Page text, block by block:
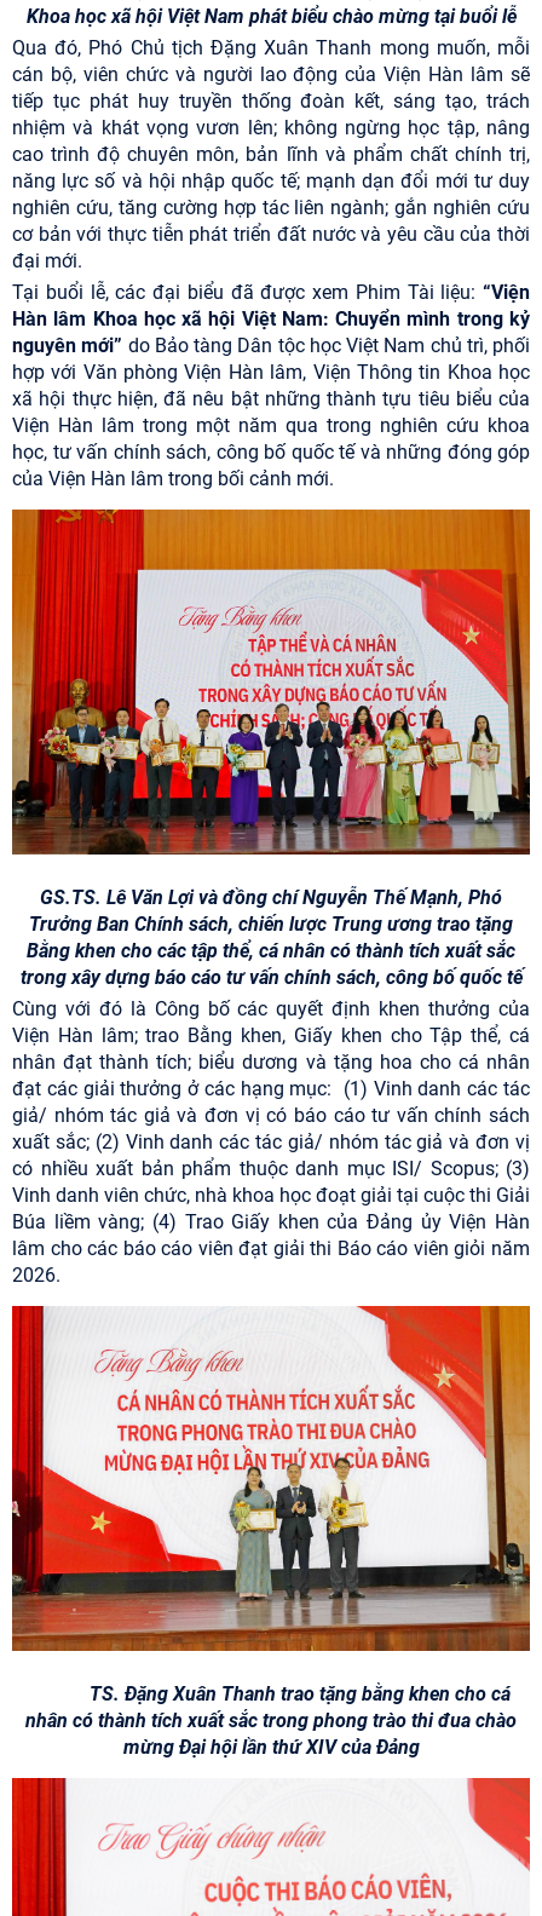
Khoa học xã hội Việt Nam phát biểu chào mừng tại buổi lễ
Qua đó, Phó Chủ tịch Đặng Xuân Thanh mong muốn, mỗi
cán bộ, viên chức và người lao động của Viện Hàn lâm sẽ
tiếp tục phát huy truyền thống đoàn kết, sáng tạo, trách
nhiệm và khát vọng vươn lên; không ngừng học tập, nâng
cao trình độ chuyên môn, bản lĩnh và phẩm chất chính trị,
năng lực số và hội nhập quốc tế; mạnh dạn đổi mới tư duy
nghiên cứu, tăng cường hợp tác liên ngành; gắn nghiên cứu
cơ bản với thực tiễn phát triển đất nước và yêu cầu của thời
đại mới.
Tại buổi lễ, các đại biểu đã được xem Phim Tài liệu: “Viện
Hàn lâm Khoa học xã hội Việt Nam: Chuyển mình trong kỷ
nguyên mới” do Bảo tàng Dân tộc học Việt Nam chủ trì, phối
hợp với Văn phòng Viện Hàn lâm, Viện Thông tin Khoa học
xã hội thực hiện, đã nêu bật những thành tựu tiêu biểu của
Viện Hàn lâm trong một năm qua trong nghiên cứu khoa
học, tư vấn chính sách, công bố quốc tế và những đóng góp
của Viện Hàn lâm trong bối cảnh mới.
GS.TS. Lê Văn Lợi và đồng chí Nguyễn Thế Mạnh, Phó
Trưởng Ban Chính sách, chiến lược Trung ương trao tặng
Bằng khen cho các tập thể, cá nhân có thành tích xuất sắc
trong xây dựng báo cáo tư vấn chính sách, công bố quốc tế
Cùng với đó là Công bố các quyết định khen thưởng của
Viện Hàn lâm; trao Bằng khen, Giấy khen cho Tập thể, cá
nhân đạt thành tích; biểu dương và tặng hoa cho cá nhân
đạt các giải thưởng ở các hạng mục: (1) Vinh danh các tác
giả/ nhóm tác giả và đơn vị có báo cáo tư vấn chính sách
xuất sắc; (2) Vinh danh các tác giả/ nhóm tác giả và đơn vị
có nhiều xuất bản phẩm thuộc danh mục ISI/ Scopus; (3)
Vinh danh viên chức, nhà khoa học đoạt giải tại cuộc thi Giải
Búa liềm vàng; (4) Trao Giấy khen của Đảng ủy Viện Hàn
lâm cho các báo cáo viên đạt giải thi Báo cáo viên giỏi năm
2026.
TS. Đặng Xuân Thanh trao tặng bằng khen cho cá
nhân có thành tích xuất sắc trong phong trào thi đua chào
mừng Đại hội lần thứ XIV của Đảng